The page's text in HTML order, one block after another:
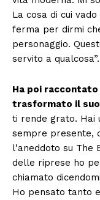
La cosa di cui
ferma per dirmi
personaggio.
servito a qualcosa”.
Ha poi raccontato
trasformato il
ti rende grato. Hai
sempre presente,
l’aneddoto su The
delle riprese ho
chiamato
Ho pensato tanto